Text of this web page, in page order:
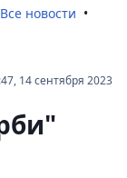
Все новости
14 сентября 2023